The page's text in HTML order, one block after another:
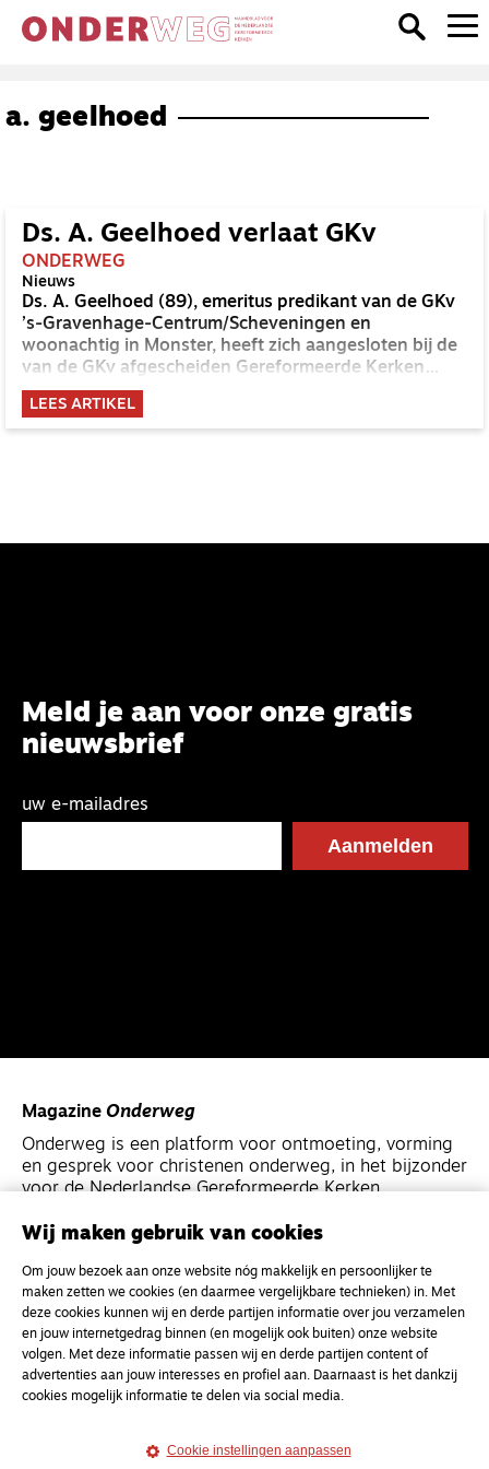
a. geelhoed
Ds. A. Geelhoed verlaat GKv
ONDERWEG
Nieuws
Ds. A. Geelhoed (89), emeritus predikant van de GKv
’s-Gravenhage-Centrum/Scheveningen en
woonachtig in Monster, heeft zich aangesloten bij de
van de GKv afgescheiden Gereformeerde Kerken
Nederland.
LEES ARTIKEL
Meld je aan voor onze gratis
nieuwsbrief
uw e-mailadres
Magazine Onderweg
Onderweg is een platform voor ontmoeting, vorming
en gesprek voor christenen onderweg, in het bijzonder
voor de Nederlandse Gereformeerde Kerken.
Magazine
Onderweg
Kvk-nummer 33277063
NL46 INGB 0117 5827 86
info@onderwegonline.nl
Wij maken gebruik van cookies
Om jouw bezoek aan onze website nóg makkelijk en persoonlijker te
maken zetten we cookies (en daarmee vergelijkbare technieken) in. Met
deze cookies kunnen wij en derde partijen informatie over jou verzamelen
en jouw internetgedrag binnen (en mogelijk ook buiten) onze website
volgen. Met deze informatie passen wij en derde partijen content of
advertenties aan jouw interesses en profiel aan. Daarnaast is het dankzij
cookies mogelijk informatie te delen via social media.
Cookie instellingen aanpassen